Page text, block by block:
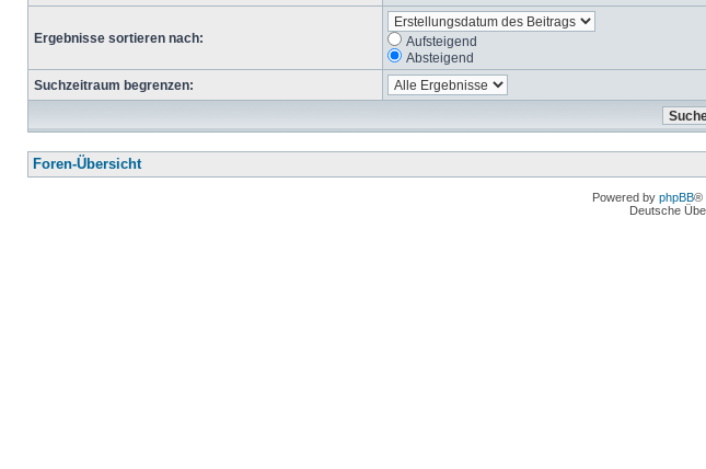
Ergebnisse sortieren nach:
Aufsteigend
Absteigend
Suchzeitraum begrenzen:
Foren-Übersicht
Powered by phpBB®
Deutsche